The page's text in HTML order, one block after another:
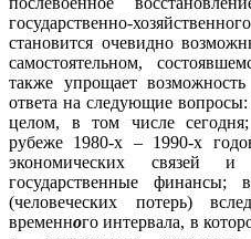
государственно-
становится очевидно
самостоятельном,
также упрощает
ответа на следующие
целом, в том числе
рубеже 1980-х – 1990-х
экономических связей
государственные финансы;
(человеческих потерь)
временного интервала, в